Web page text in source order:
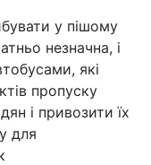
у пішому
незначна, і
які
пропуску
і привозити їх
для